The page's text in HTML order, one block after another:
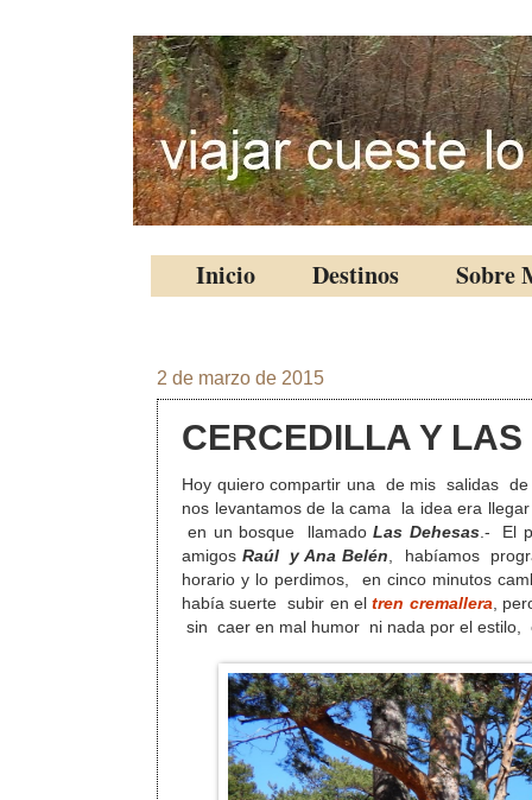
Inicio Destinos Sobre
2 de marzo de 2015
CERCEDILLA Y
Hoy quiero compartir una de mis salidas
nos levantamos de la cama la idea era
en un bosque llamadoLas Dehesas.- El
amigos Raúl y Ana Belén , habíamos
horario y lo perdimos, en cinco minutos
había suerte subir en eltren cremallera ,
sin caer en mal humor ni nada por el